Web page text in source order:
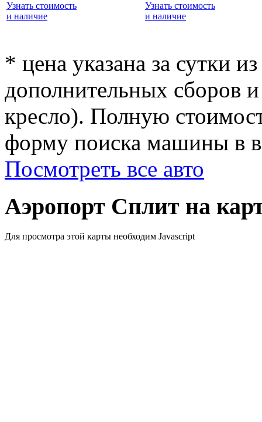
Узнать стоимость
и наличие
Узнать стоимость
и наличие
* цена указана за сутки
дополнительных сборов
кресло). Полную
форму поиска машины в
Посмотреть все авто
Аэропорт Сплит на
Для просмотра этой карты необходим Javascript